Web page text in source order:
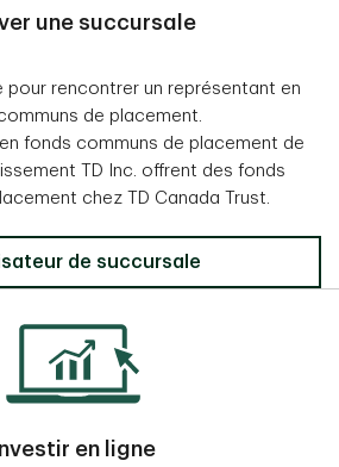
une succursale
pour rencontrer un représentant en
de placement.
fonds communs de placement de
TD Inc. offrent des fonds
chez TD Canada Trust.
de succursale
Investir en ligne